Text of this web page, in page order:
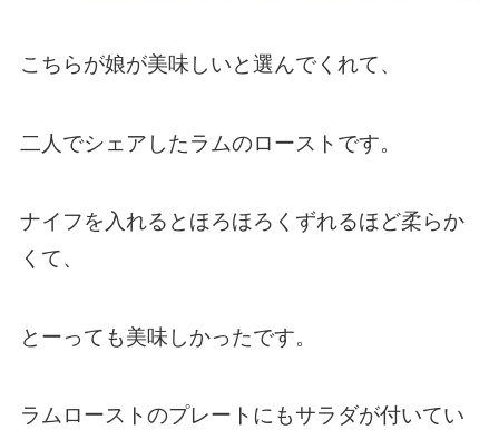
こちらが娘が美味しいと選んでくれて、
二人でシェアしたラムのローストです。
ナイフを入れるとほろほろくずれるほど柔らか
くて、
とーっても美味しかったです。
ラムローストのプレートにもサラダが付いてい